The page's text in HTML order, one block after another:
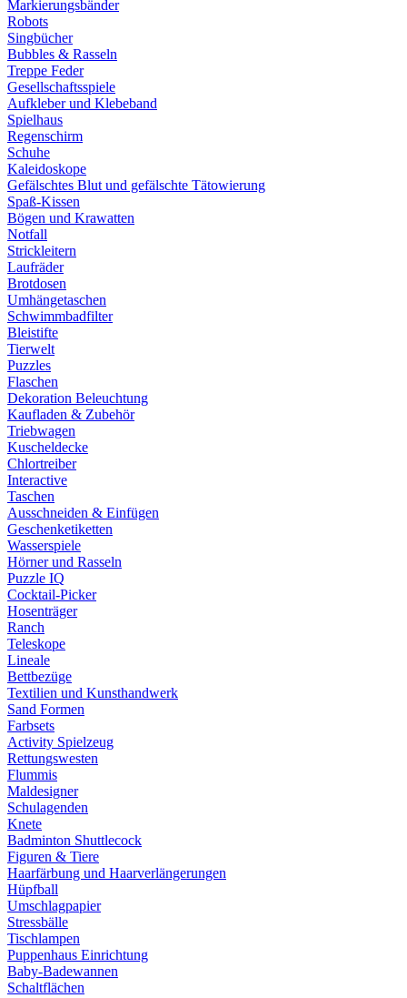
Markierungsbänder
Robots
Singbücher
Bubbles & Rasseln
Treppe Feder
Gesellschaftsspiele
Aufkleber und Klebeband
Spielhaus
Regenschirm
Schuhe
Kaleidoskope
Gefälschtes Blut und gefälschte Tätowierung
Spaß-Kissen
Bögen und Krawatten
Notfall
Strickleitern
Laufräder
Brotdosen
Umhängetaschen
Schwimmbadfilter
Bleistifte
Tierwelt
Puzzles
Flaschen
Dekoration Beleuchtung
Kaufladen & Zubehör
Triebwagen
Kuscheldecke
Chlortreiber
Interactive
Taschen
Ausschneiden & Einfügen
Geschenketiketten
Wasserspiele
Hörner und Rasseln
Puzzle IQ
Cocktail-Picker
Hosenträger
Ranch
Teleskope
Lineale
Bettbezüge
Textilien und Kunsthandwerk
Sand Formen
Farbsets
Activity Spielzeug
Rettungswesten
Flummis
Maldesigner
Schulagenden
Knete
Badminton Shuttlecock
Figuren & Tiere
Haarfärbung und Haarverlängerungen
Hüpfball
Umschlagpapier
Stressbälle
Tischlampen
Puppenhaus Einrichtung
Baby-Badewannen
Schaltflächen